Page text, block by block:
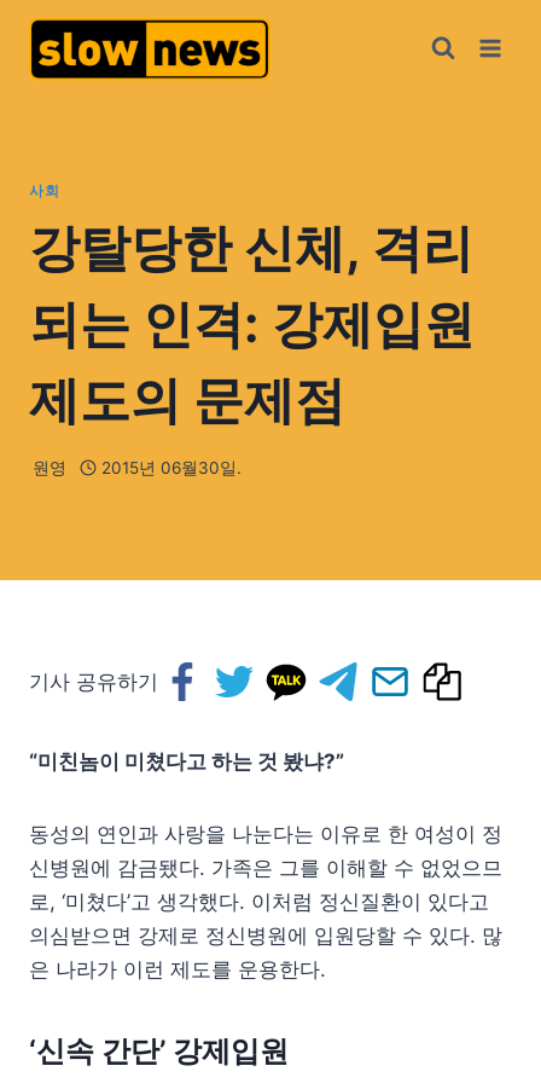
사회
강탈당한 신체, 격리
되는 인격: 강제입원
제도의 문제점
원영 2015년 06월30일.
기사 공유하기
“미친놈이 미쳤다고 하는 것 봤냐?”
동성의 연인과 사랑을 나눈다는 이유로 한 여성이 정
신병원에 감금됐다. 가족은 그를 이해할 수 없었으므
로, ‘미쳤다’고 생각했다. 이처럼 정신질환이 있다고
의심받으면 강제로 정신병원에 입원당할 수 있다. 많
은 나라가 이런 제도를 운용한다.
‘신속 간단’ 강제입원